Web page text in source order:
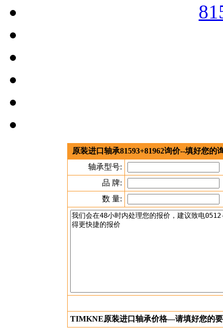
原装进口轴承81593+81962询价--填好您的
轴承型号:
品 牌:
数 量:
TIMKNE原装进口轴承价格—请填好您的